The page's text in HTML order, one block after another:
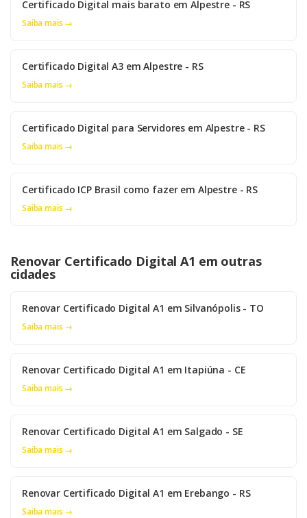
Certificado Digital mais barato em Alpestre - RS
Saiba mais →
Certificado Digital A3 em Alpestre - RS
Saiba mais →
Certificado Digital para Servidores em Alpestre - RS
Saiba mais →
Certificado ICP Brasil como fazer em Alpestre - RS
Saiba mais →
Renovar Certificado Digital A1 em outras
cidades
Renovar Certificado Digital A1 em Silvanópolis - TO
Saiba mais →
Renovar Certificado Digital A1 em Itapiúna - CE
Saiba mais →
Renovar Certificado Digital A1 em Salgado - SE
Saiba mais →
Renovar Certificado Digital A1 em Erebango - RS
Saiba mais →